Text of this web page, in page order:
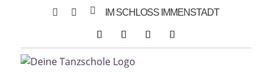
   IM SCHLOSS IMMENSTADT